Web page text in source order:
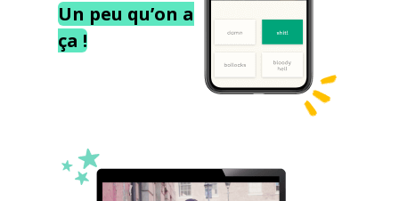
Un peu qu’on a
ça !